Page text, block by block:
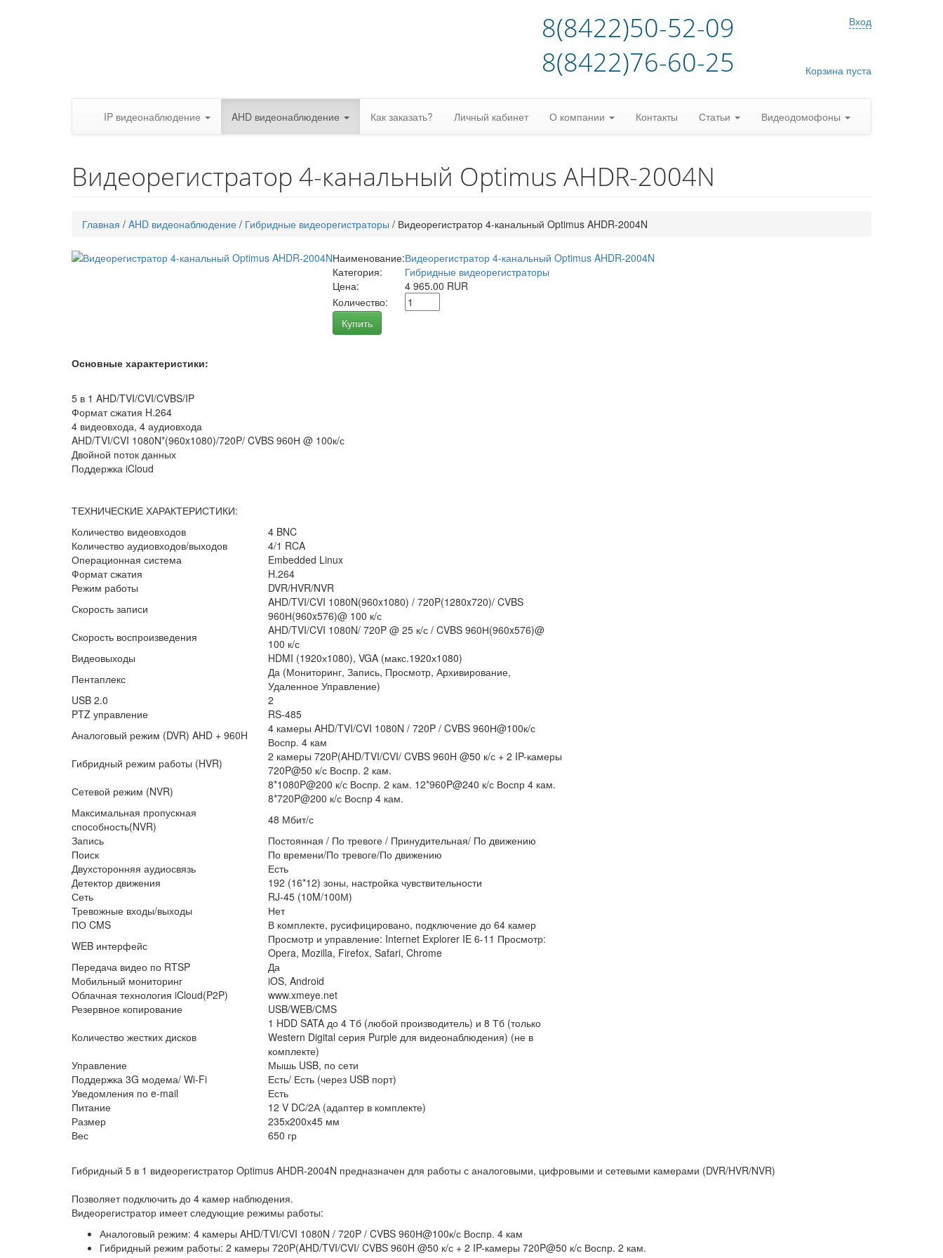
8(8422)50-52-09
8(8422)76-60-25
Вход
Корзина пуста
IP видеонаблюдение AHD видеонаблюдение Как заказать? Личный кабинет О компании Контакты Статьи Видеодомофоны
Видеорегистратор 4-канальный Optimus AHDR-2004N
Главная / AHD видеонаблюдение / Гибридные видеорегистраторы / Видеорегистратор 4-канальный Optimus AHDR-2004N
Наименование:Видеорегистратор 4-канальный Optimus AHDR-2004N
Категория:
Гибридные видеорегистраторы
Цена:
4 965.00 RUR
Количество:
Купить
Основные характеристики:
5 в 1 AHD/TVI/CVI/CVBS/IP
Формат сжатия H.264
4 видеовхода, 4 аудиовхода
AHD/TVI/CVI 1080N*(960x1080)/720P/ CVBS 960Н @ 100к/с
Двойной поток данных
Поддержка iCloud
ТЕХНИЧЕСКИЕ ХАРАКТЕРИСТИКИ:
Количество видеовходов
4 BNC
Количество аудиовходов/выходов
4/1 RCA
Операционная система
Embedded Linux
Формат сжатия
H.264
Режим работы
DVR/HVR/NVR
Скорость записи
AHD/TVI/CVI 1080N(960x1080) / 720P(1280x720)/ CVBS
960Н(960x576)@ 100 к/с
Скорость воспроизведения
AHD/TVI/CVI 1080N/ 720P @ 25 к/с / CVBS 960Н(960x576)@
100 к/с
Видеовыходы
HDMI (1920х1080), VGA (макс.1920х1080)
Пентаплекс
Да (Мониторинг, Запись, Просмотр, Архивирование,
Удаленное Управление)
USB 2.0
2
PTZ управление
RS-485
Аналоговый режим (DVR) AHD + 960H
4 камеры AHD/TVI/CVI 1080N / 720P / CVBS 960Н@100к/с
Воспр. 4 кам
Гибридный режим работы (HVR)
2 камеры 720P(AHD/TVI/CVI/ CVBS 960H @50 к/с + 2 IP-камеры
720P@50 к/с Воспр. 2 кам.
Сетевой режим (NVR)
8*1080P@200 к/с Воспр. 2 кам. 12*960P@240 к/с Воспр 4 кам.
8*720P@200 к/с Воспр 4 кам.
Максимальная пропускная
способность(NVR)
48 Мбит/с
Запись
Постоянная / По тревоге / Принудительная/ По движению
Поиск
По времени/По тревоге/По движению
Двухсторонняя аудиосвязь
Есть
Детектор движения
192 (16*12) зоны, настройка чувствительности
Сеть
RJ-45 (10M/100М)
Тревожные входы/выходы
Нет
ПО CMS
В комплекте, русифицировано, подключение до 64 камер
WEB интерфейс
Просмотр и управление: Internet Explorer IE 6-11 Просмотр:
Opera, Mozilla, Firefox, Safari, Chrome
Передача видео по RTSP
Да
Мобильный мониторинг
iOS, Android
Облачная технология iCloud(P2P)
www.xmeye.net
Резервное копирование
USB/WEB/CMS
Количество жестких дисков
1 HDD SATA до 4 Тб (любой производитель) и 8 Тб (только
Western Digital серия Purple для видеонаблюдения) (не в
комплекте)
Управление
Мышь USB, по сети
Поддержка 3G модема/ Wi-Fi
Есть/ Есть (через USB порт)
Уведомления по e-mail
Есть
Питание
12 V DC/2А (адаптер в комплекте)
Размер
235х200х45 мм
Вес
650 гр
Гибридный 5 в 1 видеорегистратор Optimus AHDR-2004N предназначен для работы с аналоговыми, цифровыми и сетевыми камерами (DVR/HVR/NVR)
Позволяет подключить до 4 камер наблюдения.
Видеорегистратор имеет следующие режимы работы:
Аналоговый режим: 4 камеры AHD/TVI/CVI 1080N / 720P / CVBS 960Н@100к/с Воспр. 4 кам
Гибридный режим работы: 2 камеры 720P(AHD/TVI/CVI/ CVBS 960H @50 к/с + 2 IP-камеры 720P@50 к/с Воспр. 2 кам.